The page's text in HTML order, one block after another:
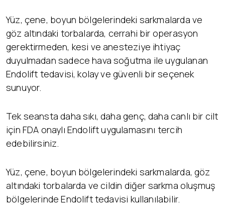
Yüz, çene, boyun bölgelerindeki sarkmalarda ve
göz altındaki torbalarda, cerrahi bir operasyon
gerektirmeden, kesi ve anesteziye ihtiyaç
duyulmadan sadece hava soğutma ile uygulanan
Endolift tedavisi, kolay ve güvenli bir seçenek
sunuyor.
Tek seansta daha sıkı, daha genç, daha canlı bir cilt
için FDA onaylı Endolift uygulamasını tercih
edebilirsiniz.
​Yüz, çene, boyun bölgelerindeki sarkmalarda, göz
altındaki torbalarda ve cildin diğer sarkma oluşmuş
bölgelerinde Endolift tedavisi kullanılabilir.